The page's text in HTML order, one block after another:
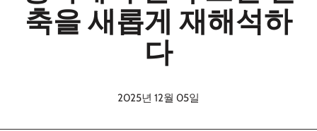
축을 새롭게 재해석하
다
2025년 12월 05일